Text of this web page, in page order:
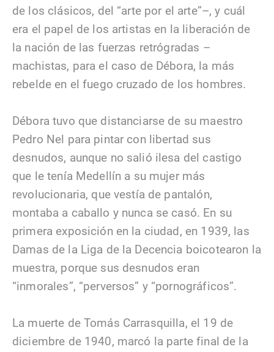
de los clásicos, del “arte por el arte”–, y cuál
era el papel de los artistas en la liberación de
la nación de las fuerzas retrógradas –
machistas, para el caso de Débora, la más
rebelde en el fuego cruzado de los hombres.
Débora tuvo que distanciarse de su maestro
Pedro Nel para pintar con libertad sus
desnudos, aunque no salió ilesa del castigo
que le tenía Medellín a su mujer más
revolucionaria, que vestía de pantalón,
montaba a caballo y nunca se casó. En su
primera exposición en la ciudad, en 1939, las
Damas de la Liga de la Decencia boicotearon la
muestra, porque sus desnudos eran
“inmorales”, “perversos” y “pornográficos”.
La muerte de Tomás Carrasquilla, el 19 de
diciembre de 1940, marcó la parte final de la